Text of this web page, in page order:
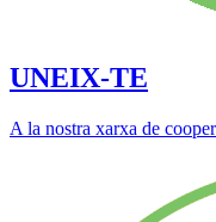
UNEIX-TE
A la nostra xarxa de